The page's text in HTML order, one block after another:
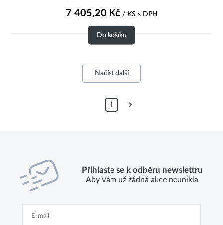
7 405,20 Kč/ KS s DPH
Do košíku
Načíst další
1
Přihlaste se k odběru newslettru
Aby Vám už žádná akce neunikla